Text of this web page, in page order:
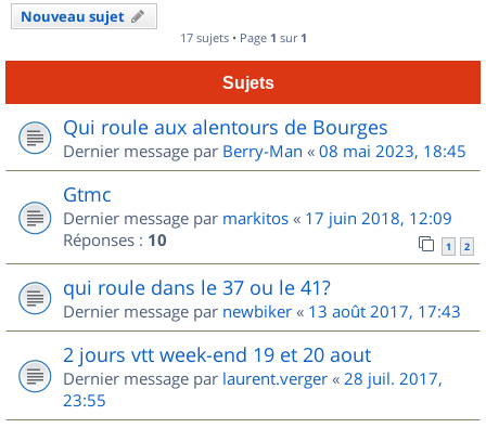
Nouveau sujet
17 sujets • Page 1 sur 1
Sujets
Qui roule aux alentours de Bourges
Dernier message par Berry-Man « 08 mai 2023, 18:45
Gtmc
Dernier message par markitos « 17 juin 2018, 12:09
Réponses : 10 1 2
qui roule dans le 37 ou le 41?
Dernier message par newbiker « 13 août 2017, 17:43
2 jours vtt week-end 19 et 20 aout
Dernier message par laurent.verger « 28 juil. 2017,
23:55